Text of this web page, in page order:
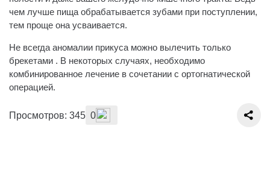
чем лучше пища обрабатывается зубами при поступлении,
тем проще она усваивается.
Не всегда аномалии прикуса можно вылечить только
брекетами . В некоторых случаях, необходимо
комбинированное лечение в сочетании с ортогнатической
операцией.
Просмотров: 345 0